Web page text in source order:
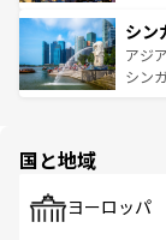
参照
激す
が待
た文
み、
てお
うな
シン
アジ
シン
で、
国と地域
ヨーロッパ